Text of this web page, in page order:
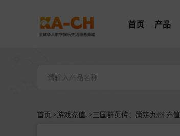
首页 产品
首页 >游戏充值. >三国群英传：策定九州 充值